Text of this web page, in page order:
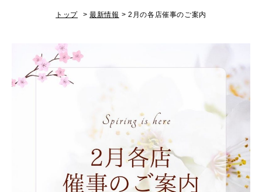
トップ 最新情報 2月の各店催事のご案内